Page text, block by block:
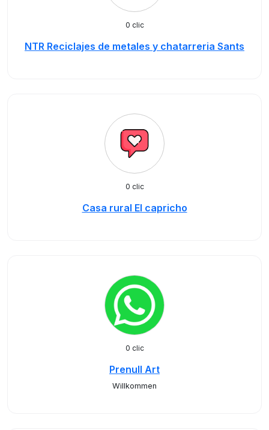
0 clic
NTR Reciclajes de metales y chatarreria Sants
0 clic
Casa rural El capricho
0 clic
Prenull Art
Willkommen